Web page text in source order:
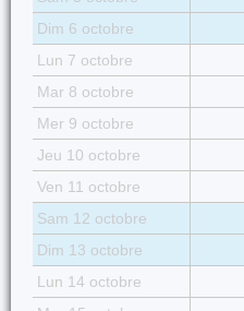
Dim 6 octobre
Lun 7 octobre
Mar 8 octobre
Mer 9 octobre
Jeu 10 octobre
Ven 11 octobre
Sam 12 octobre
Dim 13 octobre
Lun 14 octobre